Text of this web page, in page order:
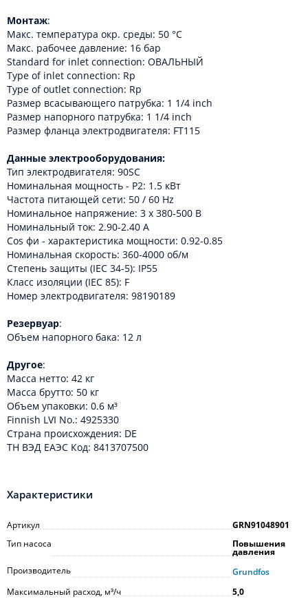
Монтаж:
Макс. температура окр. среды: 50 °C
Макс. рабочее давление: 16 бар
Standard for inlet connection: ОВАЛЬНЫЙ
Type of inlet connection: Rp
Type of outlet connection: Rp
Размер всасывающего патрубка: 1 1/4 inch
Размер напорного патрубка: 1 1/4 inch
Размер фланца электродвигателя: FT115
Данные электрооборудования:
Тип электродвигателя: 90SC
Номинальная мощность - P2: 1.5 кВт
Частота питающей сети: 50 / 60 Hz
Номинальное напряжение: 3 x 380-500 В
Номинальный ток: 2.90-2.40 A
Cos фи - характеристика мощности: 0.92-0.85
Номинальная скорость: 360-4000 об/м
Степень защиты (IEC 34-5): IP55
Класс изоляции (IEC 85): F
Номер электродвигателя: 98190189
Резервуар:
Объем напорного бака: 12 л
Другое:
Масса нетто: 42 кг
Масса брутто: 50 кг
Объем упаковки: 0.6 м³
Finnish LVI No.: 4925330
Cтрана происхождения: DE
ТН ВЭД ЕАЭС Код: 8413707500
Характеристики
Артикул
GRN91048901
Тип насоса
Повышения
давления
Производитель
Grundfos
Максимальный расход, м³/ч
5,0